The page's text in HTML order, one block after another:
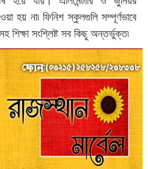
হয় না৷ ফিনিশ স্কুলগুলি সম্পূর্ণভাবে
শিক্ষা সংশ্লিষ্ট সব কিছু অন্তর্ভুক্ত৷